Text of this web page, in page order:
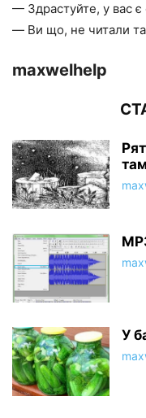
— Здрастуйте, у вас є
— Ви що, не читали
maxwelhelp
У